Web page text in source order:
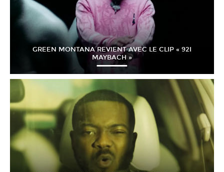
GREEN MONTANA REVIENT AVEC LE CLIP « 92I
MAYBACH »